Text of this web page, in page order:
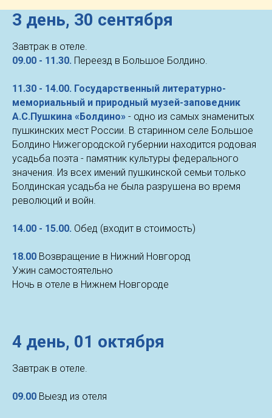
3 день, 30 сентября
Завтрак в отеле.
09.00 - 11.30. Переезд в Большое Болдино.
11.30 - 14.00. Государственный литературно-
мемориальный и природный музей-заповедник
А.С.Пушкина «Болдино» - одно из самых знаменитых
пушкинских мест России. В старинном селе Большое
Болдино Нижегородской губернии находится родовая
усадьба поэта - памятник культуры федерального
значения. Из всех имений пушкинской семьи только
Болдинская усадьба не была разрушена во время
революций и войн.
14.00 - 15.00. Обед (входит в стоимость)
18.00 Возвращение в Нижний Новгород
Ужин самостоятельно
Ночь в отеле в Нижнем Новгороде
4 день, 01 октября
Завтрак в отеле.
09.00 Выезд из отеля